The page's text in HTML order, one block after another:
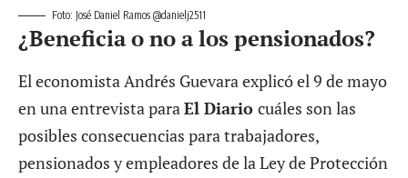
Foto: José Daniel Ramos @danielj2511
¿Beneficia o no a los pensionados?
El economista Andrés Guevara explicó el 9 de mayo
en una entrevista paraEl Diario cuáles son las
posibles consecuencias para trabajadores,
pensionados y empleadores de la Ley de Protección